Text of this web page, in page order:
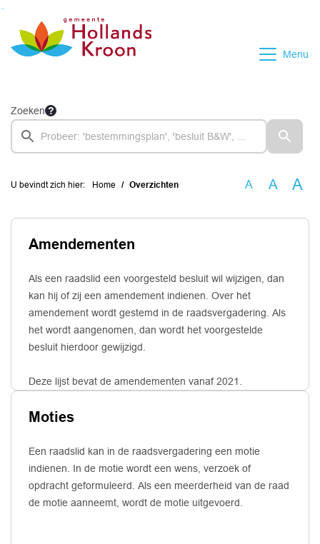
Ga naar de inhoud van deze pagina
Menu
Zoeken
U bevindt zich hier: Home Overzichten A A A
Amendementen
Als een raadslid een voorgesteld besluit wil wijzigen, dan
kan hij of zij een amendement indienen. Over het
amendement wordt gestemd in de raadsvergadering. Als
het wordt aangenomen, dan wordt het voorgestelde
besluit hierdoor gewijzigd.
Deze lijst bevat de amendementen vanaf 2021.
Moties
Een raadslid kan in de raadsvergadering een motie
indienen. In de motie wordt een wens, verzoek of
opdracht geformuleerd. Als een meerderheid van de raad
de motie aanneemt, wordt de motie uitgevoerd.